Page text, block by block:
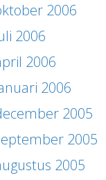
2006
2006
2006
2006
2005
2005
2005